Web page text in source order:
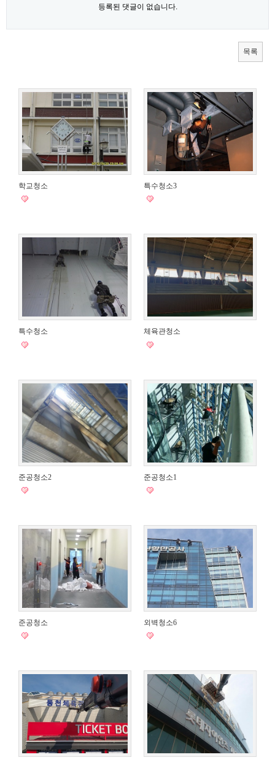
등록된 댓글이 없습니다.
목록
학교청소 특수청소3
특수청소 체육관청소
준공청소2 준공청소1
준공청소 외벽청소6